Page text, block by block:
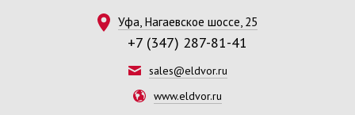
Уфа, Нагаевское шоссе, 25
+7 (347) 287-81-41
sales@eldvor.ru
www.eldvor.ru